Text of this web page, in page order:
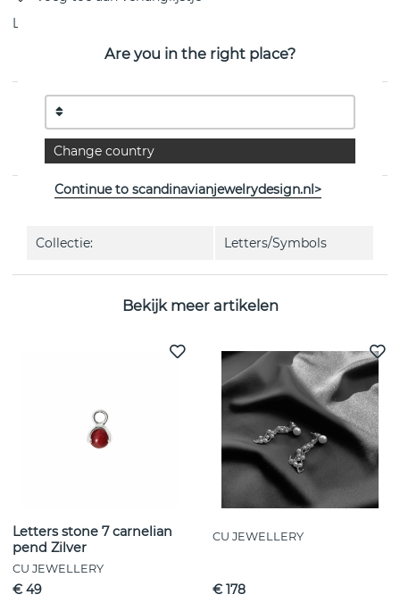
Levering:
PRODUCTOMSCHRIJVING
Letters bokstäver i Goudgeplateerd gerecycledZilver ca
11 mm van het Zweedse CU JEWELLERY
EIGENSCHAPPEN
Collectie: Letters/Symbols
Bekijk meer artikelen
Letters stone 7 carnelian
pend Zilver
CU JEWELLERY
€ 49
CU JEWELLERY
€ 178
Are you in the right place?
Change country
Continue to scandinavianjewelrydesign.nl>